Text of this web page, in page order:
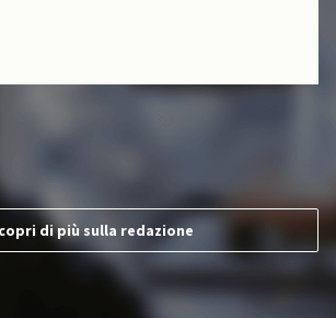
di più sulla redazione